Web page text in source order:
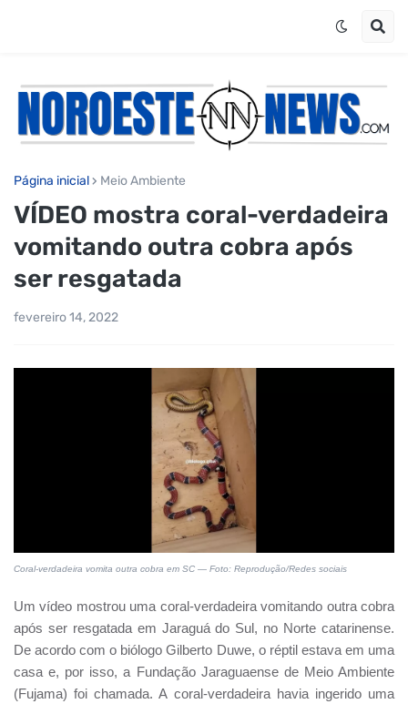
Página inicial Meio Ambiente
VÍDEO mostra coral-verdadeira
vomitando outra cobra após
ser resgatada
fevereiro 14, 2022
Coral-verdadeira vomita outra cobra em SC — Foto: Reprodução/Redes sociais
Um vídeo mostrou uma coral-verdadeira vomitando outra cobra
após ser resgatada em Jaraguá do Sul, no Norte catarinense.
De acordo com o biólogo Gilberto Duwe, o réptil estava em uma
casa e, por isso, a Fundação Jaraguaense de Meio Ambiente
(Fujama) foi chamada. A coral-verdadeira havia ingerido uma